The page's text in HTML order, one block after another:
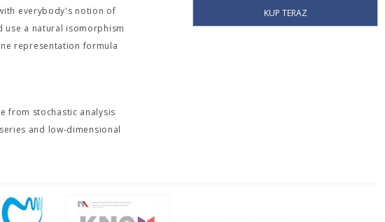
everybody's notion of
use a natural isomorphism
representation formula
from stochastic analysis
and low-dimensional
KUP TERAZ